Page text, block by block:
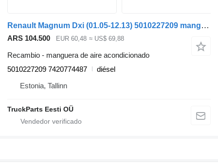
Renault Magnum Dxi (01.05-12.13) 5010227209 manguera de aire acondicionado para Renault Magnum (1990-2014) cabeza tractora
ARS 104.500 EUR 60,48 ≈ US$ 69,88
Recambio - manguera de aire acondicionado
5010227209 7420774487
diésel
Estonia, Tallinn
TruckParts Eesti OÜ